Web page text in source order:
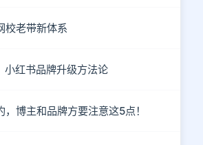
校老带新体系
红书品牌升级方法论
博主和品牌方要注意这5点！